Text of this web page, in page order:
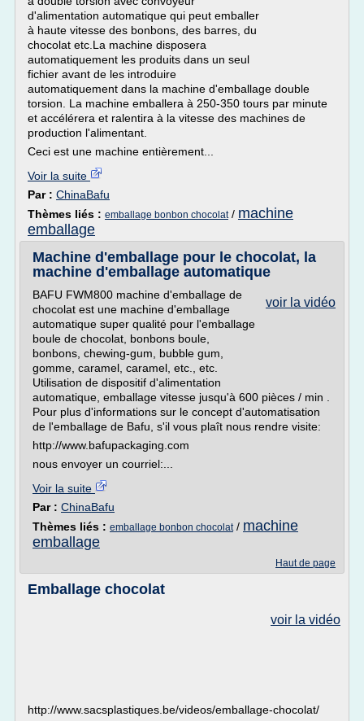
d'alimentation automatique qui peut emballer
à haute vitesse des bonbons, des barres, du
chocolat etc.La machine disposera
automatiquement les produits dans un seul
fichier avant de les introduire
automatiquement dans la machine d'emballage double
torsion. La machine emballera à 250-350 tours par minute
et accélérera et ralentira à la vitesse des machines de
production l'alimentant.
Ceci est une machine entièrement...
Voir la suite
Par : ChinaBafu
Thèmes liés : emballage bonbon chocolat/ machine
emballage
Machine d'emballage pour le chocolat, la
machine d'emballage automatique
voir la vidéo
BAFU FWM800 machine d'emballage de
chocolat est une machine d'emballage
automatique super qualité pour l'emballage
boule de chocolat, bonbons boule,
bonbons, chewing-gum, bubble gum,
gomme, caramel, caramel, etc., etc.
Utilisation de dispositif d'alimentation
automatique, emballage vitesse jusqu'à 600 pièces / min .
Pour plus d'informations sur le concept d'automatisation
de l'emballage de Bafu, s'il vous plaît nous rendre visite:
http://www.bafupackaging.com
nous envoyer un courriel:...
Voir la suite
Par : ChinaBafu
Thèmes liés : emballage bonbon chocolat/ machine
emballage
Haut de page
Emballage chocolat
voir la vidéo
http://www.sacsplastiques.be/videos/emballage-chocolat/